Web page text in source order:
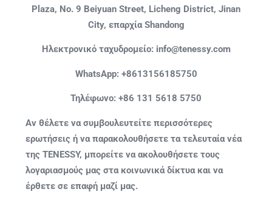
Plaza, No. 9 Beiyuan Street, Licheng District, Jinan
City, επαρχία Shandong
Ηλεκτρονικό ταχυδρομείο: info@tenessy.com
WhatsApp: +8613156185750
Τηλέφωνο: +86 131 5618 5750
Αν θέλετε να συμβουλευτείτε περισσότερες
ερωτήσεις ή να παρακολουθήσετε τα τελευταία νέα
της TENESSY, μπορείτε να ακολουθήσετε τους
λογαριασμούς μας στα κοινωνικά δίκτυα και να
έρθετε σε επαφή μαζί μας.